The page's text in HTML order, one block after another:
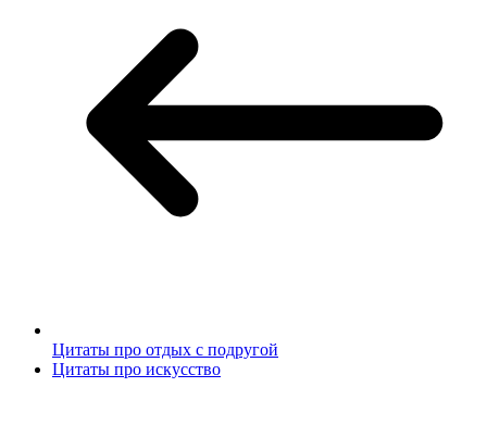
Цитаты про отдых с подругой
Цитаты про искусство